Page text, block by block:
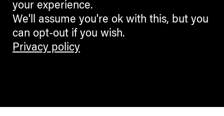
your experience.
We'll assume you're ok with this, but you
can opt-out if you wish.
Privacy policy